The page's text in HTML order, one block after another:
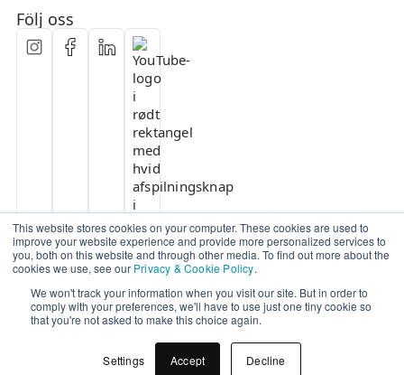
This website stores cookies on your computer. These cookies are used to
improve your website experience and provide more personalized services to
you, both on this website and through other media. To find out more about the
cookies we use, see our Privacy & Cookie Policy.
We won't track your information when you visit our site. But in order to
comply with your preferences, we'll have to use just one tiny cookie so
that you're not asked to make this choice again.
Settings Accept Decline
Följ oss